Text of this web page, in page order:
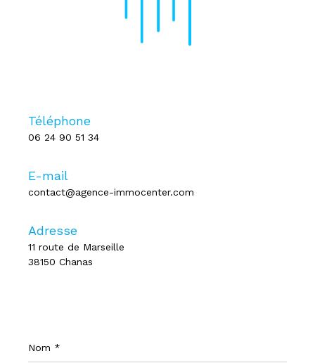
Téléphone
06 24 90 51 34
E-mail
contact@agence-immocenter.com
Adresse
11 route de Marseille
38150 Chanas
*